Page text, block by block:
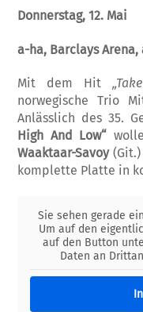
Donnerstag, 12. Mai
a-ha, Barclays Arena,
Mit dem Hit
norwegische Trio
Anlässlich des 35.
High And Low“
Waaktaar-Savoy(Git.)
komplette Platte in
Sie sehen gerade
Um auf den
auf den Button
Daten an